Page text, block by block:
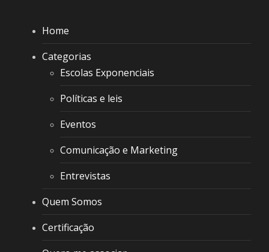
Home
Categorias
Escolas Exponenciais
Políticas e leis
Eventos
Comunicação e Marketing
Entrevistas
Quem Somos
Certificação